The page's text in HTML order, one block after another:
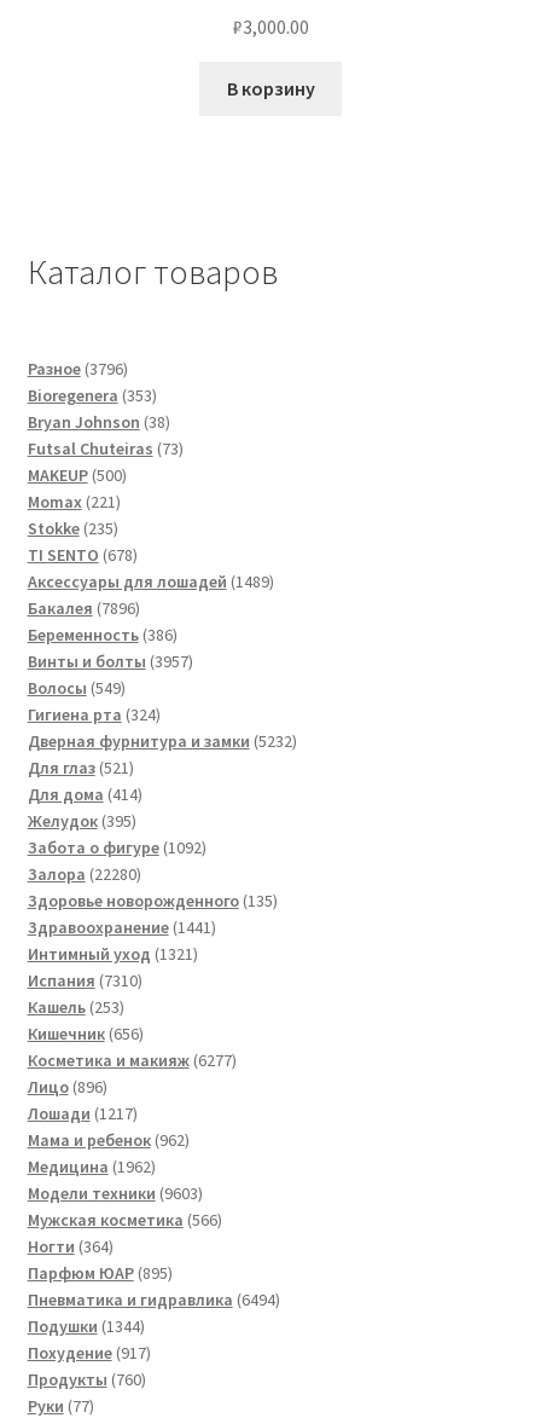
₽3,000.00
В корзину
Каталог товаров
Разное 37963796
товаров
Bioregenera 353353
товара
Bryan Johnson 3838
товаров
Futsal Сhuteiras 7373
MAKEUP 500500
Momax 221221
товар
Stokke 235235
товаров
TI SENTO 678678
товаров
Аксессуары для лошадей 14891489
Бакалея 78967896
товаров
Беременность 386386
товаров
Винты и болты 39573957
Волосы 549549
товаров
Гигиена рта 324324
товара
Дверная фурнитура и замки 52325232
Для глаз 521521
товар
Для дома 414414
Желудок 395395
товаров
Забота о фигуре 10921092
Залора 2228022280
товаров
Здоровье новорожденного 135135
Здравоохранение 14411441
Интимный уход 13211321
Испания 73107310
Кашель 253253
товара
Кишечник 656656
товаров
Косметика и макияж 62776277
Лицо 896896
товаров
Лошади 12171217
товаров
Мама и ребенок 962962
Медицина 19621962
товара
Модели техники 96039603
товара
Мужская косметика 566566
Ногти 364364
товара
Парфюм ЮАР 895895
товаров
Пневматика и гидравлика 64946494
Подушки 13441344
товара
Похудение 917917
товаров
Продукты 760760
Руки 7777